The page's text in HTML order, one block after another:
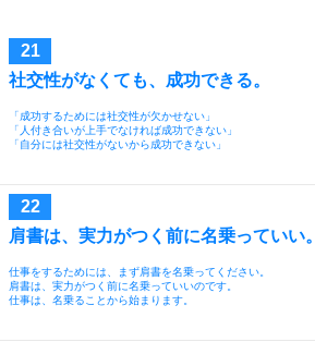
社交性がなくても、成功できる。
「成功するためには社交性が欠かせない」
「人付き合いが上手でなければ成功できない」
「自分には社交性がないから成功できない」
肩書は、実力がつく前に名乗っていい。
仕事をするためには、まず肩書を名乗ってください。
肩書は、実力がつく前に名乗っていいのです。
仕事は、名乗ることから始まります。